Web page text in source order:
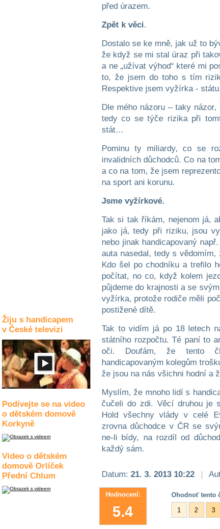
Žiju s handicapem
v České televizi
Podívejte se na video
o dětském domově
Korkyně
Video o dětském
domově Orlíček
Přední Chlum
před úrazem.
Zpět k věci.
Dostalo se ke mně, jak už to
že když se mi stal úraz při
a ne „užívat výhod“ které mi
to, že jsem do toho s tím
Respektive jsem vyžírka -
Dle mého názoru – taky
tedy co se týče rizika při
stát…
Pominu ty miliardy, co se
invalidních důchodců. Co na
a co na tom, že jsem
na sport ani korunu.
Jsme vyžírkové.
Tak si tak říkám, nejenom já,
jako já, tedy při riziku, jsou
nebo jinak handicapovaný
auta nasedal, tedy s
Kdo šel po chodníku a trefilo
počítat, no co, když kolem
půjdeme do krajnosti a se
vyžírka, protože rodiče měli
postižené dítě.
Tak to vidím já po 18 letech
státního rozpočtu. Té paní to
oči. Doufám, že tento
handicapovaným kolegům
že jsou na nás všichni hodní a
Myslím, že mnoho lidí s
čučeli do zdi. Věcí druhou je
Hold všechny vlády v celé
zrovna důchodce v ČR se
ne-li bídy, na rozdíl od
každý sám.
Datum: 21. 3. 2013 10:22 |
Hodnocení:
5.4
Ohodnoť tento
1 2 3